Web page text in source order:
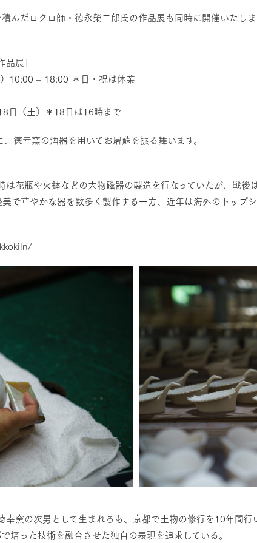
んだロクロ師・徳永榮二郎氏の作品展も同時に開催いたし
展」
10:00 – 18:00 ＊日・祝は休業
日（土）＊18日は16時まで
徳幸窯の酒器を用いてお屠蘇を振る舞います。
花瓶や火鉢などの大物磁器の製造を行なっていたが、戦
で華やかな器を数多く製作する一方、近年は海外のトップ
窯の次男として生まれるも、京都で土物の修行を10年間
培った技術を融合させた独自の表現を追求している。